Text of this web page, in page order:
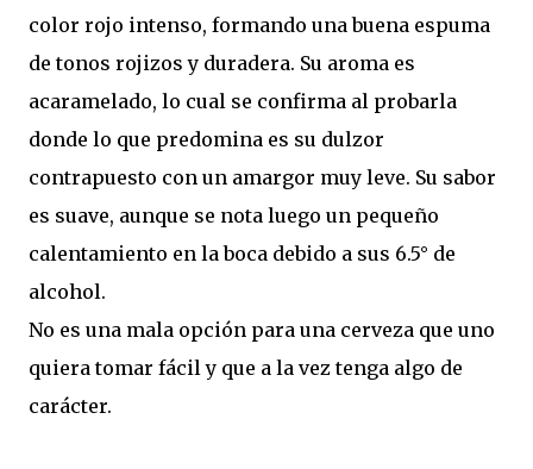
color rojo intenso, formando una buena espuma
de tonos rojizos y duradera. Su aroma es
acaramelado, lo cual se confirma al probarla
donde lo que predomina es su dulzor
contrapuesto con un amargor muy leve. Su sabor
es suave, aunque se nota luego un pequeño
calentamiento en la boca debido a sus 6.5° de
alcohol.
No es una mala opción para una cerveza que uno
quiera tomar fácil y que a la vez tenga algo de
carácter.